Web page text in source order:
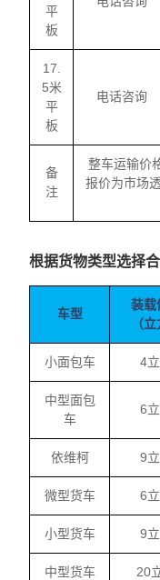
平
板
17.
5米
平
板
电话咨询
备
注
整车运输价
报价为市场
根据货物类型选择
车型
装载
（立
小面包车 4
中型面包
车
6
依维柯 9
微型货车 6
小型货车 9
中型货车 20